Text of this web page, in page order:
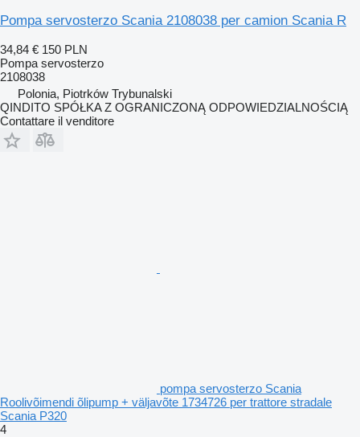
Pompa servosterzo Scania 2108038 per camion Scania R
34,84 € 150 PLN
Pompa servosterzo
2108038
Polonia, Piotrków Trybunalski
QINDITO SPÓŁKA Z OGRANICZONĄ ODPOWIEDZIALNOŚCIĄ
Contattare il venditore
pompa servosterzo Scania
Roolivõimendi õlipump + väljavõte 1734726 per trattore stradale
Scania P320
4